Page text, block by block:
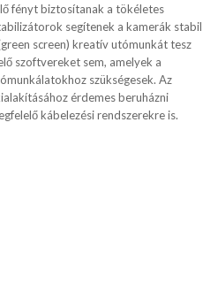
fényt biztosítanak a tökéletes
segítenek a kamerák stabil
screen) kreatív utómunkát tesz
szoftvereket sem, amelyek a
szükségesek. Az
érdemes beruházni
kábelezési rendszerekre is.